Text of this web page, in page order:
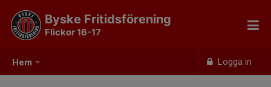
Hem Logga in
Byske Fritidsförening
Flickor 16-17